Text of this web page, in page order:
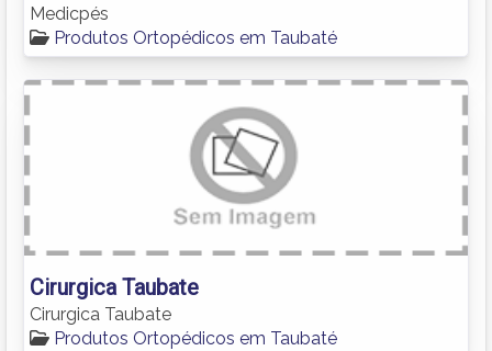
Medicpés
Produtos Ortopédicos em Taubaté
Cirurgica Taubate
Cirurgica Taubate
Produtos Ortopédicos em Taubaté